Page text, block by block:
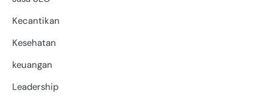
Kecantikan
Kesehatan
keuangan
Leadership